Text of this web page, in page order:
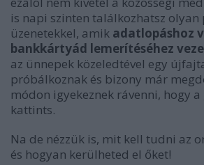
is napi szinten találkozhatsz olyan
üzenetekkel, amik adatlopáshoz
bankkártyád lemerítéséhez
az ünnepek közeledtével egy
próbálkoznak és bizony már
módon igyekeznek rávenni, hogy
kattints.
Na de nézzük is, mit kell tudni az
és hogyan kerülheted el őket!